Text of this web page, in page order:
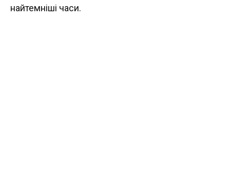
найтемніші часи.